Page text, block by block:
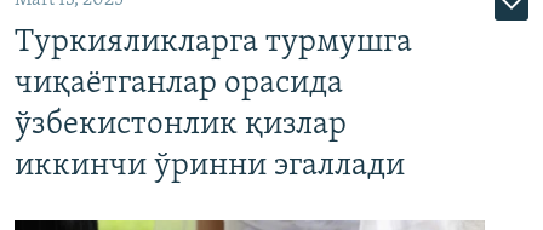
Туркияликларга турмушга
чиқаётганлар орасида
ўзбекистонлик қизлар
иккинчи ўринни эгаллади